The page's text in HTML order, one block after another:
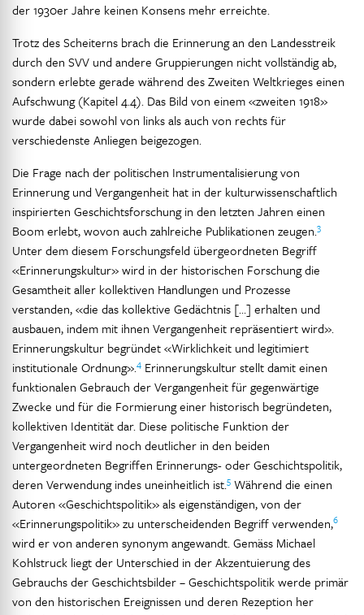
der 1930er Jahre keinen Konsens mehr erreichte.
Trotz des Scheiterns brach die Erinnerung an den Landesstreik
durch den SVV und andere Gruppierungen nicht vollständig ab,
sondern erlebte gerade während des Zweiten Weltkrieges einen
Aufschwung (Kapitel 4.4). Das Bild von einem «zweiten 1918»
wurde dabei sowohl von links als auch von rechts für
verschiedenste Anliegen beigezogen.
Die Frage nach der politischen Instrumentalisierung von
Erinnerung und Vergangenheit hat in der kulturwissenschaftlich
inspirierten Geschichtsforschung in den letzten Jahren einen
Boom erlebt, wovon auch zahlreiche Publikationen zeugen.3
Unter dem diesem Forschungsfeld übergeordneten Begriff
«Erinnerungskultur» wird in der historischen Forschung die
Gesamtheit aller kollektiven Handlungen und Prozesse
verstanden, «die das kollektive Gedächtnis […] erhalten und
ausbauen, indem mit ihnen Vergangenheit repräsentiert wird».
Erinnerungskultur begründet «Wirklichkeit und legitimiert
institutionale Ordnung».4 Erinnerungskultur stellt damit einen
funktionalen Gebrauch der Vergangenheit für gegenwärtige
Zwecke und für die Formierung einer historisch begründeten,
kollektiven Identität dar. Diese politische Funktion der
Vergangenheit wird noch deutlicher in den beiden
untergeordneten Begriffen Erinnerungs- oder Geschichtspolitik,
deren Verwendung indes uneinheitlich ist.5 Während die einen
Autoren «Geschichtspolitik» als eigenständigen, von der
«Erinnerungspolitik» zu unterscheidenden Begriff verwenden,6
wird er von anderen synonym angewandt. Gemäss Michael
Kohlstruck liegt der Unterschied in der Akzentuierung des
Gebrauchs der Geschichtsbilder – Geschichtspolitik werde primär
von den historischen Ereignissen und deren Rezeption her